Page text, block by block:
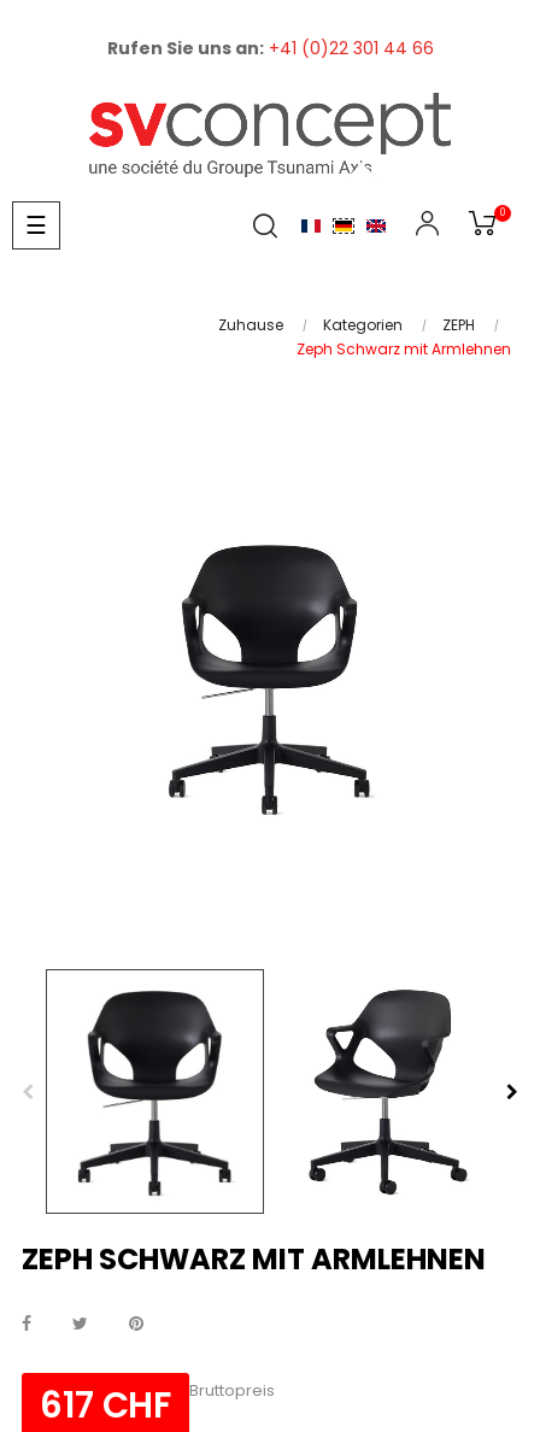
Rufen Sie uns an: +41 (0)22 301 44 66
0
Umschalten
der
☰
Zuhause Kategorien
ZEPH
Zeph Schwarz mit Armlehnen
ZEPH SCHWARZ MIT ARMLEHNEN
617 CHF Bruttopreis